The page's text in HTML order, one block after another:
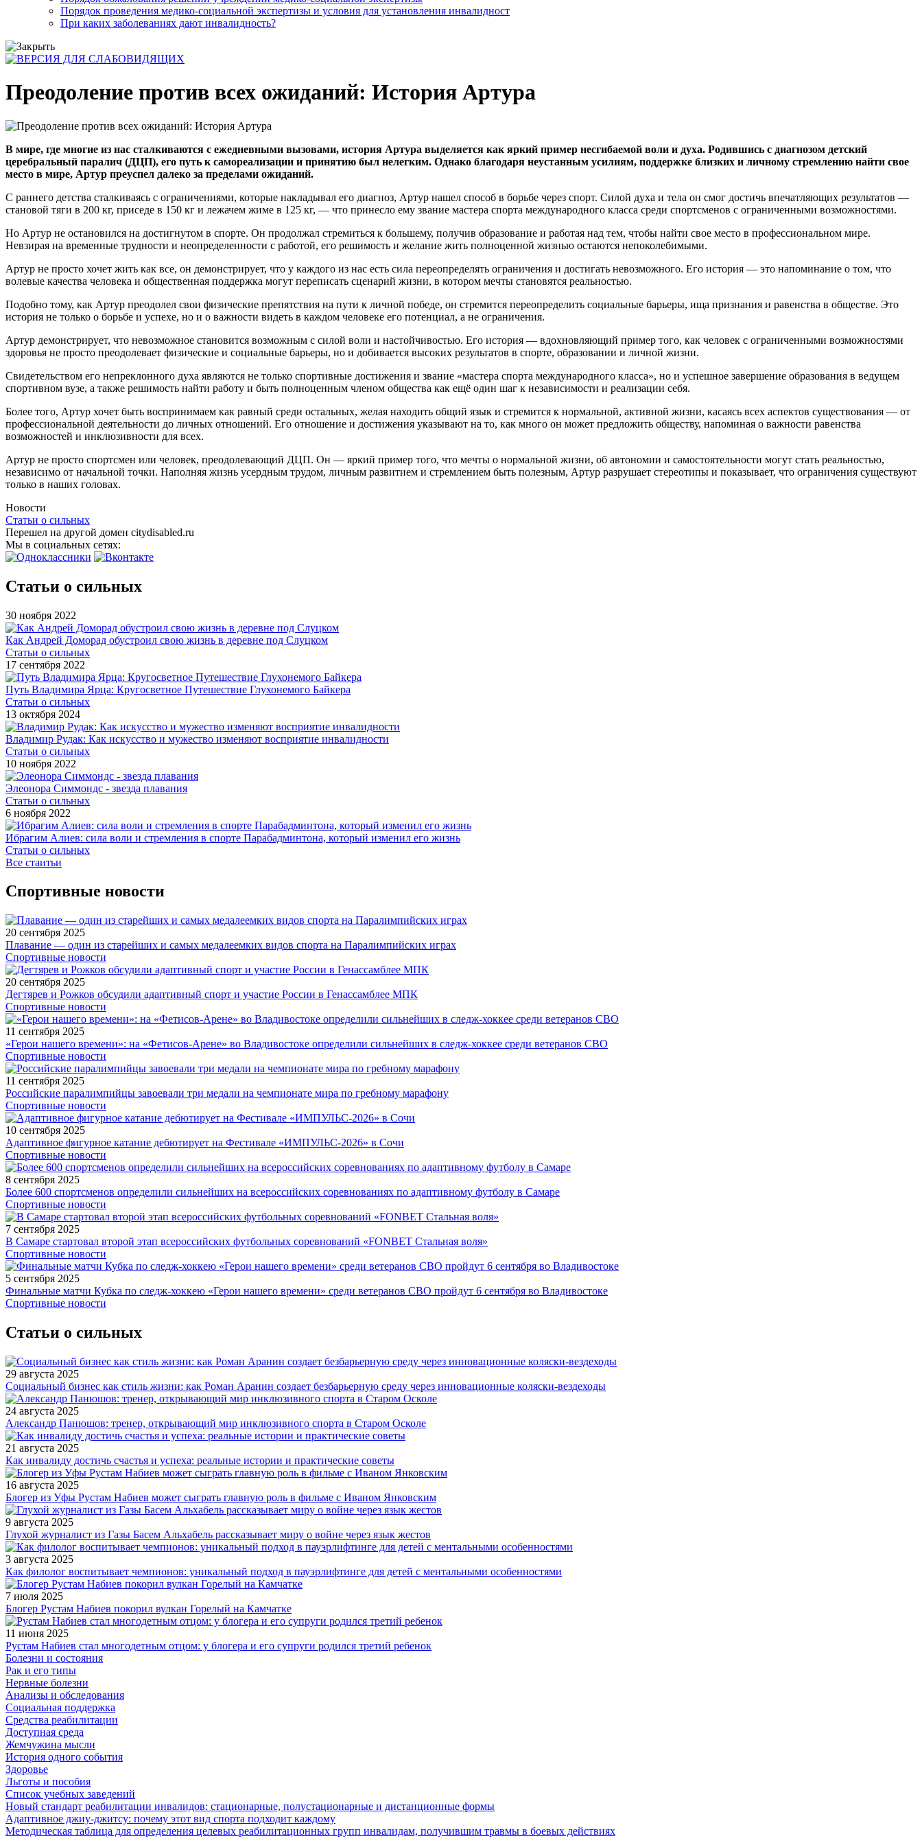
Порядок проведения медико-социальной экспертизы и условия для установления инвалидност
При каких заболеваниях дают инвалидность?
Преодоление против всех ожиданий: История Артура
В мире, где многие из нас сталкиваются с ежедневными вызовами, история Артура выделяется как яркий пример несгибаемой воли и духа. Родившись с диагнозом детский
церебральный паралич (ДЦП), его путь к самореализации и принятию был нелегким. Однако благодаря неустанным усилиям, поддержке близких и личному стремлению найти свое
место в мире, Артур преуспел далеко за пределами ожиданий.
С раннего детства сталкиваясь с ограничениями, которые накладывал его диагноз, Артур нашел способ в борьбе через спорт. Силой духа и тела он смог достичь впечатляющих результатов —
становой тяги в 200 кг, приседе в 150 кг и лежачем жиме в 125 кг, — что принесло ему звание мастера спорта международного класса среди спортсменов с ограниченными возможностями.
Но Артур не остановился на достигнутом в спорте. Он продолжал стремиться к большему, получив образование и работая над тем, чтобы найти свое место в профессиональном мире.
Невзирая на временные трудности и неопределенности с работой, его решимость и желание жить полноценной жизнью остаются непоколебимыми.
Артур не просто хочет жить как все, он демонстрирует, что у каждого из нас есть сила переопределять ограничения и достигать невозможного. Его история — это напоминание о том, что
волевые качества человека и общественная поддержка могут переписать сценарий жизни, в котором мечты становятся реальностью.
Подобно тому, как Артур преодолел свои физические препятствия на пути к личной победе, он стремится переопределить социальные барьеры, ища признания и равенства в обществе. Это
история не только о борьбе и успехе, но и о важности видеть в каждом человеке его потенциал, а не ограничения.
Артур демонстрирует, что невозможное становится возможным с силой воли и настойчивостью. Его история — вдохновляющий пример того, как человек с ограниченными возможностями
здоровья не просто преодолевает физические и социальные барьеры, но и добивается высоких результатов в спорте, образовании и личной жизни.
Свидетельством его непреклонного духа являются не только спортивные достижения и звание «мастера спорта международного класса», но и успешное завершение образования в ведущем
спортивном вузе, а также решимость найти работу и быть полноценным членом общества как ещё один шаг к независимости и реализации себя.
Более того, Артур хочет быть воспринимаем как равный среди остальных, желая находить общий язык и стремится к нормальной, активной жизни, касаясь всех аспектов существования — от
профессиональной деятельности до личных отношений. Его отношение и достижения указывают на то, как много он может предложить обществу, напоминая о важности равенства
возможностей и инклюзивности для всех.
Артур не просто спортсмен или человек, преодолевающий ДЦП. Он — яркий пример того, что мечты о нормальной жизни, об автономии и самостоятельности могут стать реальностью,
независимо от начальной точки. Наполняя жизнь усердным трудом, личным развитием и стремлением быть полезным, Артур разрушает стереотипы и показывает, что ограничения существуют
только в наших головах.
Новости
Статьи о сильных
Перешел на другой домен citydisabled.ru
Мы в социальных сетях:
Статьи о сильных
30 ноября 2022
Как Андрей Доморад обустроил свою жизнь в деревне под Слуцком
Статьи о сильных
17 сентября 2022
Путь Владимира Ярца: Кругосветное Путешествие Глухонемого Байкера
Статьи о сильных
13 октября 2024
Владимир Рудак: Как искусство и мужество изменяют восприятие инвалидности
Статьи о сильных
10 ноября 2022
Элеонора Симмондс - звезда плавания
Статьи о сильных
6 ноября 2022
Ибрагим Алиев: сила воли и стремления в спорте Парабадминтона, который изменил его жизнь
Статьи о сильных
Все стаитьи
Спортивные новости
20 сентября 2025
Плавание — один из старейших и самых медалеемких видов спорта на Паралимпийских играх
Спортивные новости
20 сентября 2025
Дегтярев и Рожков обсудили адаптивный спорт и участие России в Генассамблее МПК
Спортивные новости
11 сентября 2025
«Герои нашего времени»: на «Фетисов-Арене» во Владивостоке определили сильнейших в следж-хоккее среди ветеранов СВО
Спортивные новости
11 сентября 2025
Российские паралимпийцы завоевали три медали на чемпионате мира по гребному марафону
Спортивные новости
10 сентября 2025
Адаптивное фигурное катание дебютирует на Фестивале «ИМПУЛЬС-2026» в Сочи
Спортивные новости
8 сентября 2025
Более 600 спортсменов определили сильнейших на всероссийских соревнованиях по адаптивному футболу в Самаре
Спортивные новости
7 сентября 2025
В Самаре стартовал второй этап всероссийских футбольных соревнований «FONBET Стальная воля»
Спортивные новости
5 сентября 2025
Финальные матчи Кубка по следж-хоккею «Герои нашего времени» среди ветеранов СВО пройдут 6 сентября во Владивостоке
Спортивные новости
Статьи о сильных
29 августа 2025
Социальный бизнес как стиль жизни: как Роман Аранин создает безбарьерную среду через инновационные коляски-вездеходы
24 августа 2025
Александр Панюшов: тренер, открывающий мир инклюзивного спорта в Старом Осколе
21 августа 2025
Как инвалиду достичь счастья и успеха: реальные истории и практические советы
16 августа 2025
Блогер из Уфы Рустам Набиев может сыграть главную роль в фильме с Иваном Янковским
9 августа 2025
Глухой журналист из Газы Басем Альхабель рассказывает миру о войне через язык жестов
3 августа 2025
Как филолог воспитывает чемпионов: уникальный подход в пауэрлифтинге для детей с ментальными особенностями
7 июля 2025
Блогер Рустам Набиев покорил вулкан Горелый на Камчатке
11 июня 2025
Рустам Набиев стал многодетным отцом: у блогера и его супруги родился третий ребенок
Болезни и состояния
Рак и его типы
Нервные болезни
Анализы и обследования
Социальная поддержка
Средства реабилитации
Доступная среда
Жемчужина мысли
История одного события
Здоровье
Льготы и пособия
Список учебных заведений
Новый стандарт реабилитации инвалидов: стационарные, полустационарные и дистанционные формы
Адаптивное джиу-джитсу: почему этот вид спорта подходит каждому
Методическая таблица для определения целевых реабилитационных групп инвалидам, получившим травмы в боевых действиях